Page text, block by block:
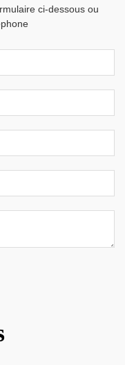
ci-dessous ou